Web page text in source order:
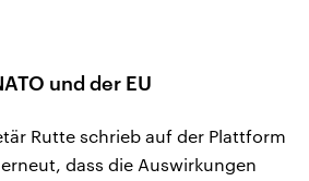
und der EU
Rutte schrieb auf der Plattform
dass die Auswirkungen